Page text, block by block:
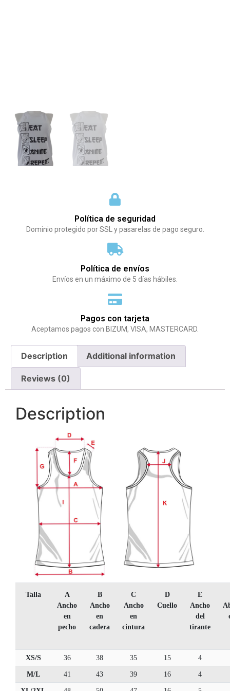
Política de seguridad
Dominio protegido por SSL y pasarelas de pago seguro.
Política de envíos
Envíos en un máximo de 5 días hábiles.
Pagos con tarjeta
Aceptamos pagos con BIZUM, VISA, MASTERCARD.
Description Additional information
Reviews (0)
Description
Talla
A
Ancho
en
pecho
B
Ancho
en
cadera
C
Ancho
en
cintura
D
Cuello
E
Ancho
del
tirante
XS/S 36 38 35 15
4
M/L
41 43 39 16
4